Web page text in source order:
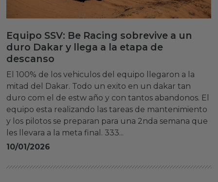
Equipo SSV: Be Racing sobrevive a un
duro Dakar y llega a la etapa de
descanso
El 100% de los vehiculos del equipo llegaron a la
mitad del Dakar. Todo un exito en un dakar tan
duro com el de estw año y con tantos abandonos. El
equipo esta realizando las tareas de mantenimiento
y los pilotos se preparan para una 2nda semana que
les llevara a la meta final. 333...
10/01/2026